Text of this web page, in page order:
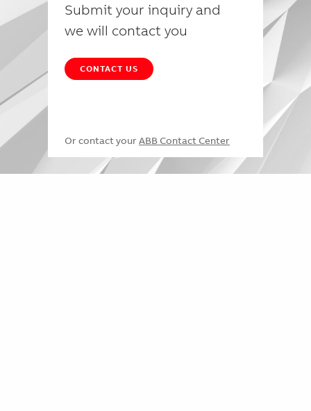
Submit your inquiry and
we will contact you
CONTACT US
Or contact your ABB Contact Center